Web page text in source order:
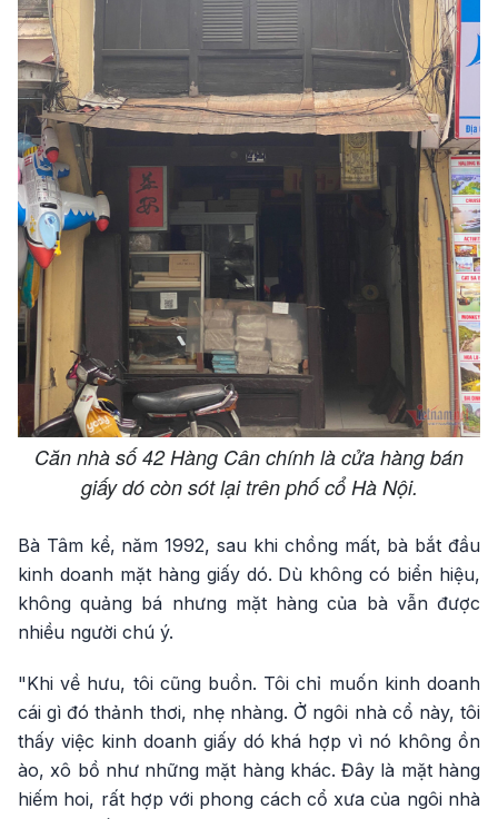
Căn nhà số 42 Hàng Cân chính là cửa hàng bán
giấy dó còn sót lại trên phố cổ Hà Nội.
Bà Tâm kể, năm 1992, sau khi chồng mất, bà bắt đầu
kinh doanh mặt hàng giấy dó. Dù không có biển hiệu,
không quảng bá nhưng mặt hàng của bà vẫn được
nhiều người chú ý.
"Khi về hưu, tôi cũng buồn. Tôi chỉ muốn kinh doanh
cái gì đó thảnh thơi, nhẹ nhàng. Ở ngôi nhà cổ này, tôi
thấy việc kinh doanh giấy dó khá hợp vì nó không ồn
ào, xô bồ như những mặt hàng khác. Đây là mặt hàng
hiếm hoi, rất hợp với phong cách cổ xưa của ngôi nhà